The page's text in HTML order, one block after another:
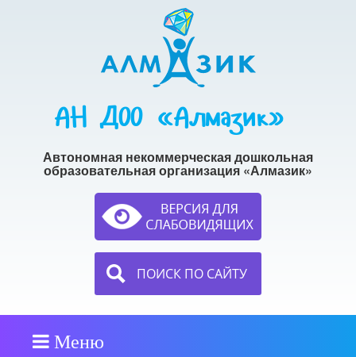
АН ДОО «Алмазик»
Автономная некоммерческая дошкольная
образовательная организация «Алмазик»
ПОИСК ПО САЙТУ
Меню